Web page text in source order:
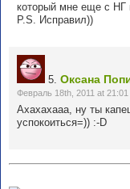
который мне еще с НГ
P.S. Исправил))
5. Оксана
Февраль 18th, 2011 at 21:01
Ахахахааа, ну ты
успокоиться=)) :-D